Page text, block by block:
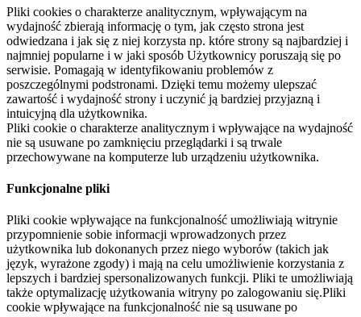
Pliki cookies o charakterze analitycznym, wpływającym na
wydajność zbierają informację o tym, jak często strona jest
odwiedzana i jak się z niej korzysta np. które strony są najbardziej i
najmniej popularne i w jaki sposób Użytkownicy poruszają się po
serwisie. Pomagają w identyfikowaniu problemów z
poszczególnymi podstronami. Dzięki temu możemy ulepszać
zawartość i wydajność strony i uczynić ją bardziej przyjazną i
intuicyjną dla użytkownika.
Pliki cookie o charakterze analitycznym i wpływające na wydajność
nie są usuwane po zamknięciu przeglądarki i są trwale
przechowywane na komputerze lub urządzeniu użytkownika.
Funkcjonalne pliki
Pliki cookie wpływające na funkcjonalność umożliwiają witrynie
przypomnienie sobie informacji wprowadzonych przez
użytkownika lub dokonanych przez niego wyborów (takich jak
język, wyrażone zgody) i mają na celu umożliwienie korzystania z
lepszych i bardziej spersonalizowanych funkcji. Pliki te umożliwiają
także optymalizację użytkowania witryny po zalogowaniu się.Pliki
cookie wpływające na funkcjonalność nie są usuwane po